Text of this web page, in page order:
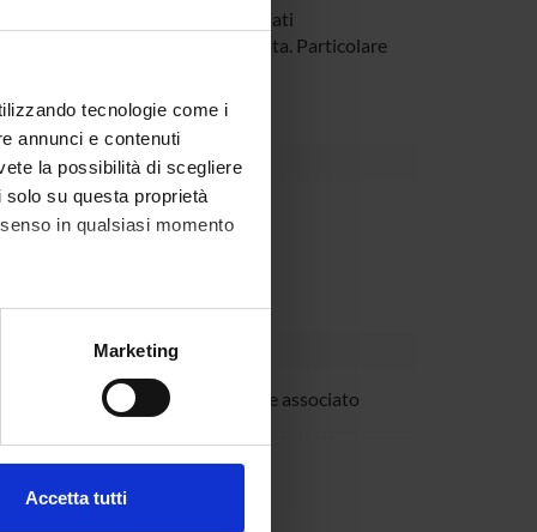
tecnologie come i
annunci e contenuti
la possibilità di scegliere
su questa proprietà
in qualsiasi momento
metro,Marketing
Accetta tutti
verranno definiti modelli dei dati
esplicitamente considerata. Particolare
Professore associato